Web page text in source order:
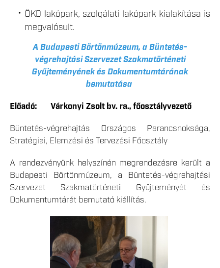
ÖKO lakópark, szolgálati lakópark kialakítása is
megvalósult.
A Budapesti Börtönmúzeum, a Büntetés-
végrehajtási Szervezet Szakmatörténeti
Gyűjteményének és Dokumentumtárának
bemutatása
Előadó: Várkonyi Zsolt bv. ra., főosztályvezető
Büntetés-végrehajtás Országos Parancsnoksága,
Stratégiai, Elemzési és Tervezési Főosztály
A rendezvényünk helyszínén megrendezésre került a
Budapesti Börtönmúzeum, a Büntetés-végrehajtási
Szervezet Szakmatörténeti Gyűjteményét és
Dokumentumtárát bemutató kiállítás.